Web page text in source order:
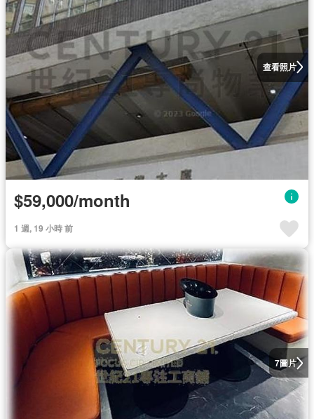
查看照片
$59,000/month
1 週, 19 小時 前
7圖片